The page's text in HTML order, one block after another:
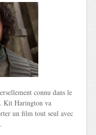
connu dans le
Kit Harington va
un film tout seul avec